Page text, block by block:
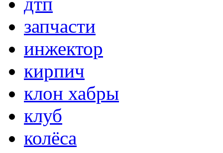
запчасти
инжектор
кирпич
клон хабры
клуб
колёса